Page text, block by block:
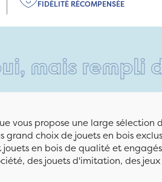
FIDÉLITÉ RÉCOMPENSÉE
rempli
vous propose une large
grand choix de jouets en bois
jouets en bois de qualité et
des jouets d'imitation, des